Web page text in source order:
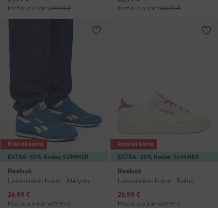
Mažiausia kaina29,99 € Mažiausia kaina24,99 €
EXTRA -10% Kodas: SUMMER
Palanki kaina
Reebok
Laisvalaikio batai · Mėlyna
Dabartinė kaina
26,99 €
Mažiausia kaina29,99 €
EXTRA -25% Kodas: SUMMER
Palanki kaina
Reebok
Laisvalaikio batai · Balta
Dabartinė kaina
26,99 €
Mažiausia kaina29,99 €